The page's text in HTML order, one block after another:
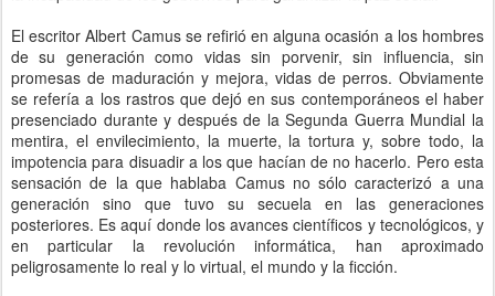
El escritor Albert Camus se refirió en alguna ocasión a los hombres
de su generación como vidas sin porvenir, sin influencia, sin
promesas de maduración y mejora, vidas de perros. Obviamente
se refería a los rastros que dejó en sus contemporáneos el haber
presenciado durante y después de la Segunda Guerra Mundial la
mentira, el envilecimiento, la muerte, la tortura y, sobre todo, la
impotencia para disuadir a los que hacían de no hacerlo. Pero esta
sensación de la que hablaba Camus no sólo caracterizó a una
generación sino que tuvo su secuela en las generaciones
posteriores. Es aquí donde los avances científicos y tecnológicos, y
en particular la revolución informática, han aproximado
peligrosamente lo real y lo virtual, el mundo y la ficción.